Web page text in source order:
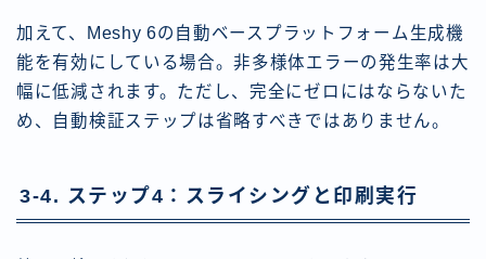
加えて、Meshy 6の自動ベースプラットフォーム生成機
能を有効にしている場合。非多様体エラーの発生率は大
幅に低減されます。ただし、完全にゼロにはならないた
め、自動検証ステップは省略すべきではありません。
3-4. ステップ4：スライシングと印刷実行